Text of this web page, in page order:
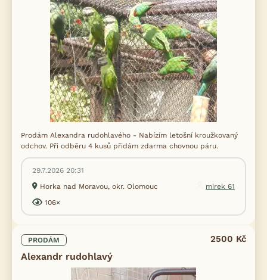
Prodám Alexandra rudohlavého - Nabízím letošní kroužkovaný
odchov. Při odběru 4 kusů přidám zdarma chovnou páru.
29.7.2026 20:31
Horka nad Moravou, okr. Olomouc
mirek 61
106×
PRODÁM
Alexandr rudohlavý
2500 Kč